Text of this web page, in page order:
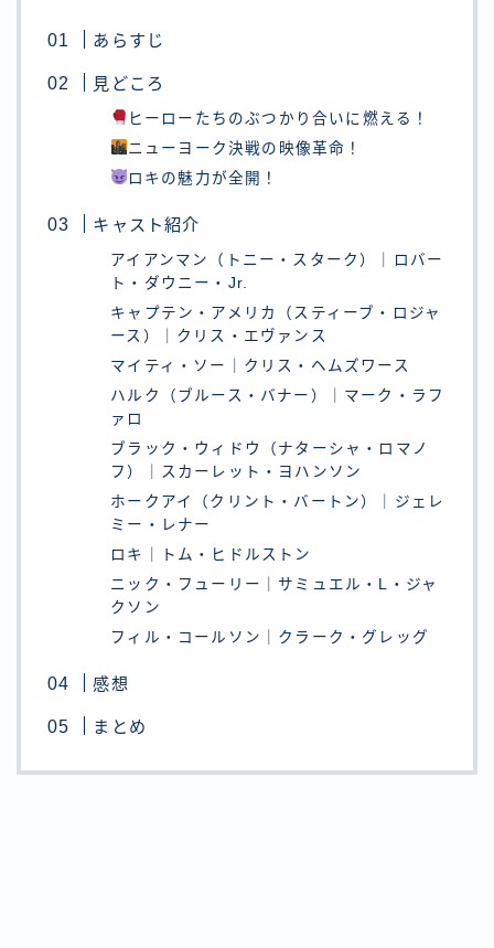
あらすじ
見どころ
ヒーローたちのぶつかり合いに燃える！
ニューヨーク決戦の映像革命！
ロキの魅力が全開！
キャスト紹介
アイアンマン（トニー・スターク）｜ロバー
ト・ダウニー・Jr.
キャプテン・アメリカ（スティーブ・ロジャ
ース）｜クリス・エヴァンス
マイティ・ソー｜クリス・ヘムズワース
ハルク（ブルース・バナー）｜マーク・ラフ
ァロ
ブラック・ウィドウ（ナターシャ・ロマノ
フ）｜スカーレット・ヨハンソン
ホークアイ（クリント・バートン）｜ジェレ
ミー・レナー
ロキ｜トム・ヒドルストン
ニック・フューリー｜サミュエル・L・ジャ
クソン
フィル・コールソン｜クラーク・グレッグ
感想
まとめ